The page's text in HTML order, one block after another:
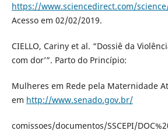
https://www.sciencedirect.com/
Acesso em 02/02/2019.
CIELLO, Cariny et al. “Dossiê da
com dor’”. Parto do Princípio:
Mulheres em Rede pela Maternidade
em http://www.senado.gov.br/
comissoes/documentos/SSCEPI/